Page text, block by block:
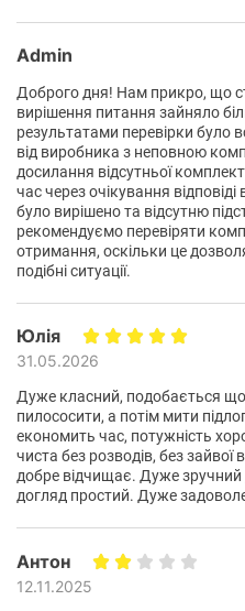
Admin
Доброго дня! Нам прикро, що
вирішення питання зайняло
результатами перевірки було
від виробника з неповною
досилання відсутньої
час через очікування
було вирішено та відсутню
рекомендуємо перевіряти
отримання, оскільки це
подібні ситуації.
Юлія
31.05.2026
Дуже класний, подобається що
пилососити, а потім мити
економить час, потужність
чиста без розводів, без
добре відчищає. Дуже зручний
догляд простий. Дуже
Антон
12.11.2025